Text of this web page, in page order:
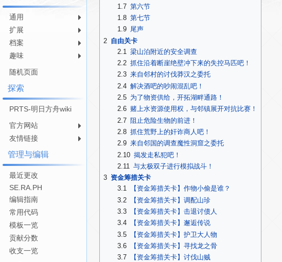
1.7 第六节
1.8 第七节
1.9 尾声
2 自由关卡
2.1 梁山泊附近的安全调查
2.2 抓住沿着断崖绝壁冲下来的失控马匹吧！
2.3 来自邻村的讨伐莽汉之委托
2.4 解决酒吧的吵闹混乱吧！
2.5 为了物资供给，开拓湖畔通路！
2.6 赌上水资源使用权，与邻镇展开对抗比赛！
2.7 阻止危险生物的前进！
2.8 抓住荒野上的奸诈商人吧！
2.9 来自邻国的调查魔性洞窟之委托
2.10 揭发走私犯吧！
2.11
与太极双子进行模拟战斗！
3 资金筹措关卡
3.1
【资金筹措关卡】作物小偷是谁？
3.2
【资金筹措关卡】调配山珍
3.3
【资金筹措关卡】击退讨债人
3.4
【资金筹措关卡】邂逅传说
3.5
【资金筹措关卡】护卫大人物
3.6
【资金筹措关卡】寻找龙之骨
3.7
【资金筹措关卡】讨伐山贼
通用
扩展
档案
趣味
随机页面
探索
PRTS-明日方舟wiki
官方网站
友情链接
管理与编辑
最近更改
SE.RA.PH
编辑指南
常用代码
模板一览
贡献分数
收支一览